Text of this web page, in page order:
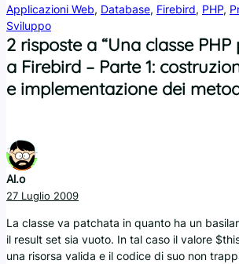
Applicazioni Web, Database, Firebird, PHP,
Sviluppo
2 risposte a “Una classe PHP
a Firebird – Parte 1:
e implementazione dei
Al.o
27 Luglio 2009
La classe va patchata in quanto ha un
il result set sia vuoto. In tal caso il valore
una risorsa valida e il codice di suo non